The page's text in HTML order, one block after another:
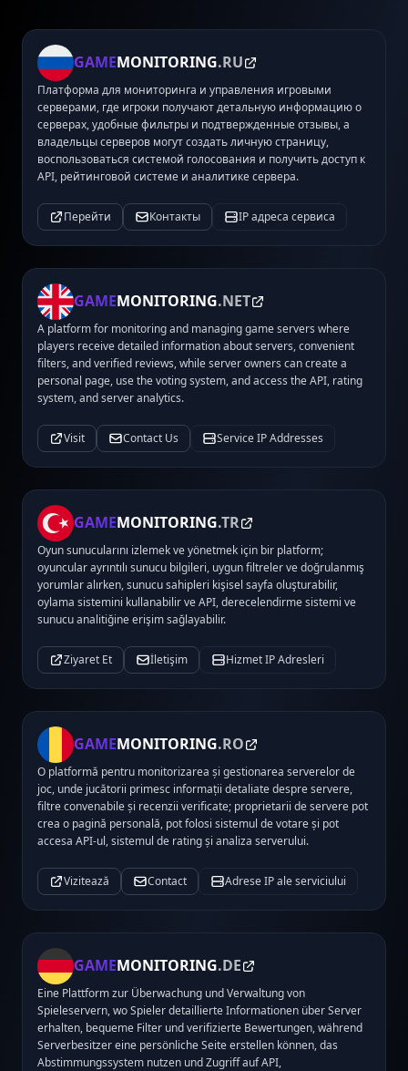
GAMEMONITORING.RU
Платформа для мониторинга и управления игровыми
серверами, где игроки получают детальную информацию о
серверах, удобные фильтры и подтвержденные отзывы, а
владельцы серверов могут создать личную страницу,
воспользоваться системой голосования и получить доступ к
API, рейтинговой системе и аналитике сервера.
Перейти Контакты IP адреса сервиса
GAMEMONITORING.NET
A platform for monitoring and managing game servers where
players receive detailed information about servers, convenient
filters, and verified reviews, while server owners can create a
personal page, use the voting system, and access the API, rating
system, and server analytics.
Visit Contact Us Service IP Addresses
GAMEMONITORING.TR
Oyun sunucularını izlemek ve yönetmek için bir platform;
oyuncular ayrıntılı sunucu bilgileri, uygun filtreler ve doğrulanmış
yorumlar alırken, sunucu sahipleri kişisel sayfa oluşturabilir,
oylama sistemini kullanabilir ve API, derecelendirme sistemi ve
sunucu analitiğine erişim sağlayabilir.
Ziyaret Et İletişim Hizmet IP Adresleri
GAMEMONITORING.RO
O platformă pentru monitorizarea și gestionarea serverelor de
joc, unde jucătorii primesc informații detaliate despre servere,
filtre convenabile și recenzii verificate; proprietarii de servere pot
crea o pagină personală, pot folosi sistemul de votare și pot
accesa API-ul, sistemul de rating și analiza serverului.
Vizitează Contact Adrese IP ale serviciului
GAMEMONITORING.DE
Eine Plattform zur Überwachung und Verwaltung von
Spieleservern, wo Spieler detaillierte Informationen über Server
erhalten, bequeme Filter und verifizierte Bewertungen, während
Serverbesitzer eine persönliche Seite erstellen können, das
Abstimmungssystem nutzen und Zugriff auf API,